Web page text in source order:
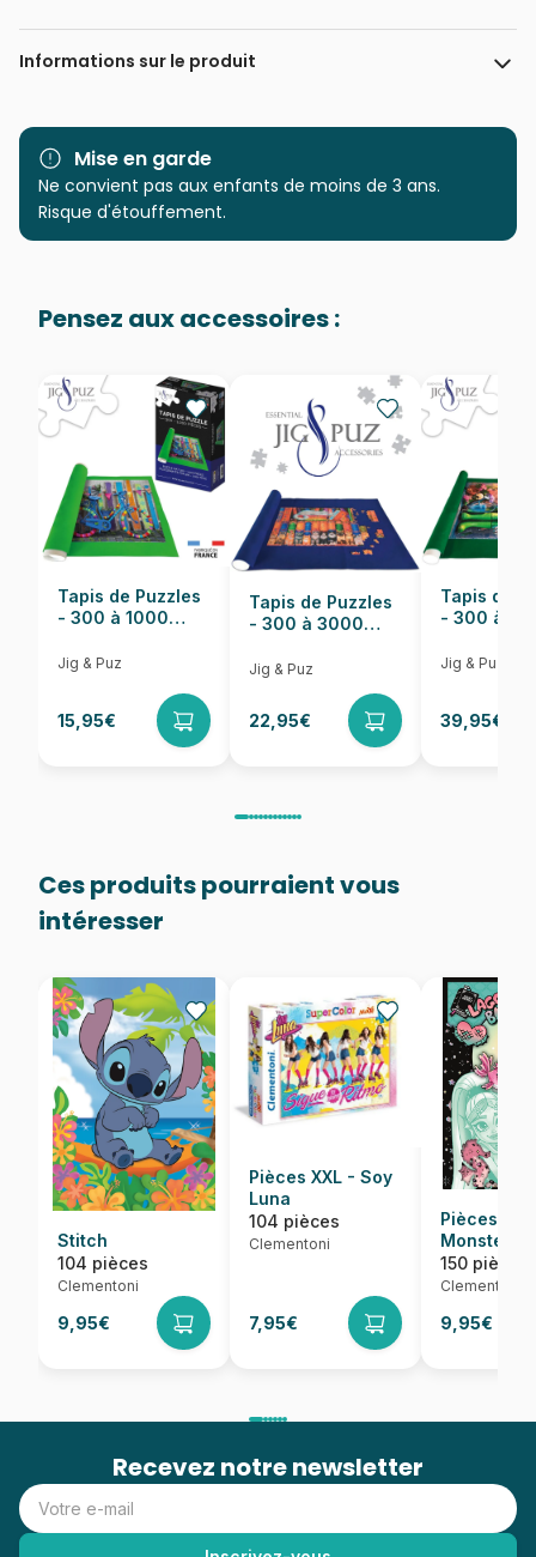
Informations sur le produit
Marque
Clementoni, le Puzzle
Catégorie
EAN 8005125271795
Nombre de pièces 104 pièces
Dimensions 38 x 27 cm
Mise en garde
Ne convient pas aux enfants de moins de 3 ans.
Risque d'étouffement.
Pensez aux accessoires :
Tapis de Puzzles
- 300 à 1000
Jig & Puz
15,95€
Tapis de Puzzles
- 300 à 3000
Jig & Puz
22,95€
Tapis de
- 300 à
Jig & Puz
39,95€
Ces produits pourraient vous
intéresser
Stitch
104 pièces
Clementoni
9,95€
Pièces XXL - Soy
Luna
104 pièces
Clementoni
7,95€
Pièces
Monster
150 pièces
Clementoni
9,95€
Recevez notre newsletter